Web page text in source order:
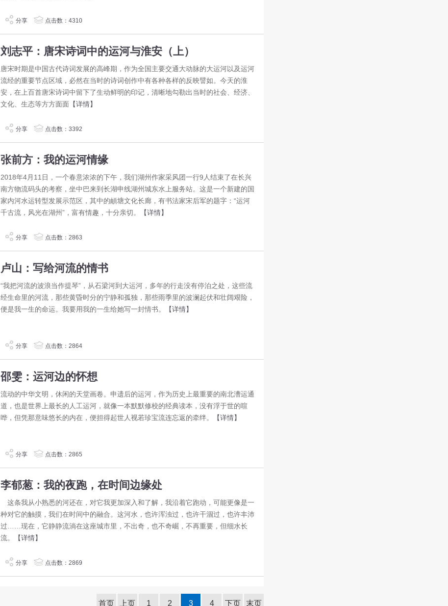
分享 点击数：4310
刘志平：唐宋诗词中的运河与淮安（上）
唐宋时期是中国古代诗词发展的高峰期，作为全国主要交通大动脉的大运河以及运河
流经的重要节点区域，必然在当时的诗词创作中有各种各样的反映譬如。今天的淮
安，在上百首唐宋诗词中留下了生动鲜明的印记，清晰地勾勒出当时的社会、经济、
文化、生态等方方面面 【详情】
分享 点击数：3392
张前方：我的运河情缘
2018年4月11日，一个春意浓浓的下午，我们湖州作家采风团一行9人结束了在长兴
南方物流码头的考察，坐中巴来到长湖申线湖州城东水上服务站。这是一个新建的国
家内河水运转型发展示范区，其中的頔塘文化长廊，有书法家宋后军的题字：“运河
千古流，风光在湖州”，富有情趣，十分亲切。
【详情】
分享 点击数：2863
卢山：写给河流的情书
“我把河流的波浪当作提琴”，从石梁河到大运河，多年的行走没有停泊之处，这些流
经生命里的河流，那些黄昏时分的宁静和孤独，那些雨季里的波澜起伏和壮阔艰险，
便是我一生的命运。我要用我的一生给她写一封情书。
【详情】
分享 点击数：2864
邵雯：运河边的怀想
流动的中华文明，休闲的天堂画卷。申遗后的运河，作为历史上最重要的南北漕运通
道，也是世界上最长的人工运河，就像一本默默修校的经典读本，没有浮于世的喧
哗，但凭那意味悠长的内在，便担得起世人视若珍宝流连忘返的牵绊。
【详情】
分享 点击数：2865
李郁葱：我的夜跑，在时间边缘处
这条我从小熟悉的河还在，对它我更加深入和了解，我沿着它跑动，可能更像是一
种对它的触摸，我们在时间中的融合。这河水，也许浑浊过，也许干涸过，也许丰沛
过……现在，它静静流淌在这座城市里，不出奇，也不奇崛，不再重要，但细水长
流。
【详情】
分享 点击数：2869
首页 上页 1 2 3 4 下页 末页